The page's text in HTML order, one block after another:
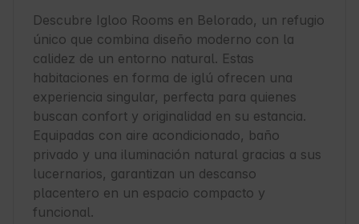
Descubre Igloo Rooms en Belorado, un refugio
único que combina diseño moderno con la
calidez de un entorno natural. Estas
habitaciones en forma de iglú ofrecen una
experiencia singular, perfecta para quienes
buscan confort y originalidad en su estancia.
Equipadas con aire acondicionado, baño
privado y una iluminación natural gracias a sus
lucernarios, garantizan un descanso
placentero en un espacio compacto y
funcional.